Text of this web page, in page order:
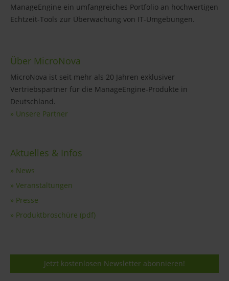
ManageEngine ein umfangreiches Portfolio an hochwertigen
Echtzeit-Tools zur Überwachung von IT-Umgebungen.
Über MicroNova
MicroNova ist seit mehr als 20 Jahren exklusiver
Vertriebspartner für die ManageEngine-Produkte in
Deutschland.
» Unsere Partner
Aktuelles & Infos
» News
» Veranstaltungen
» Presse
» Produktbroschüre (pdf)
Jetzt kostenlosen Newsletter abonnieren!